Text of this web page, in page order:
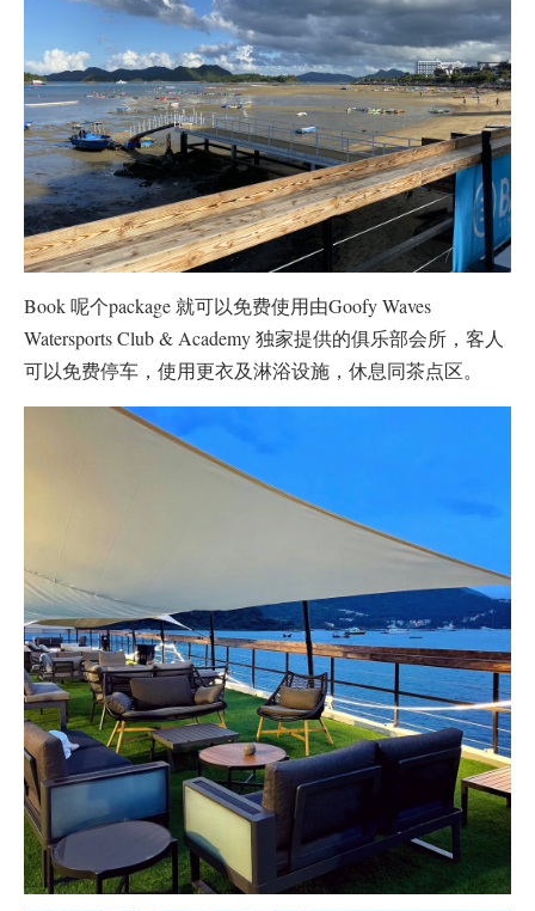
Book 呢个package 就可以免费使用由Goofy Waves
Watersports Club & Academy 独家提供的俱乐部会所，客人
可以免费停车，使用更衣及淋浴设施，休息同茶点区。